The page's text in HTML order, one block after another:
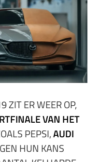
ZIT ER WEER OP,
VAN HET
PEPSI,AUDI
HUN KANS